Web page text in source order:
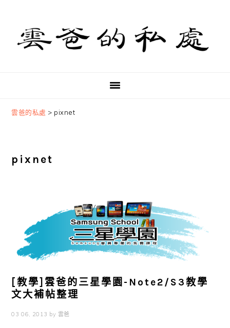
primary
navigation
content
primary
sidebar
雲爸的私處 > pixnet
pixnet
[教學]雲爸的三星學園-Note2/S3教學
文大補帖整理
03 06, 2013 by 雲爸